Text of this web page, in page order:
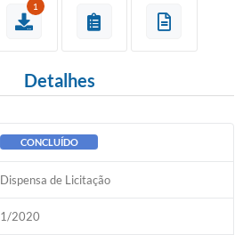
1
Detalhes
CONCLUÍDO
Dispensa de Licitação
1/2020